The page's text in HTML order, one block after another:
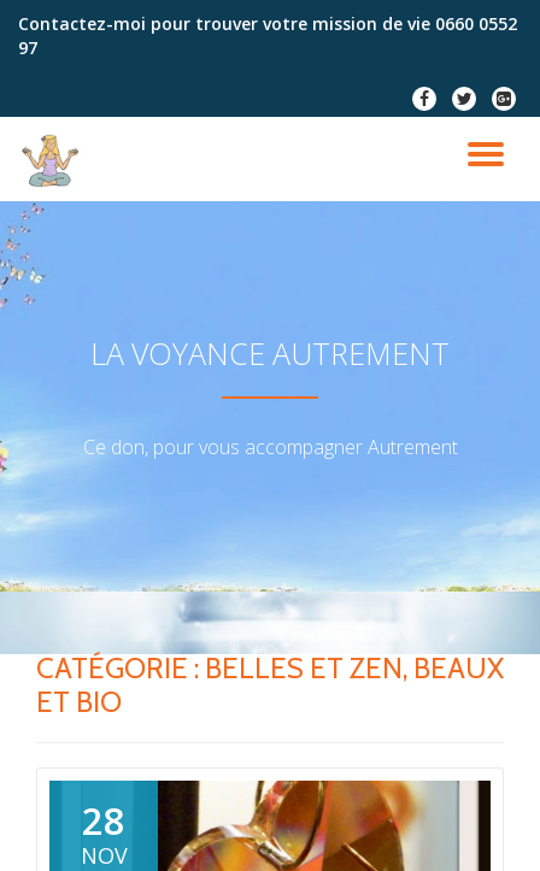
Aller
Contactez-moi pour trouver votre mission de vie 0660 0552
97
fa-
facebook
fa-
twitter
fa-
plus-
LA VOYANCE AUTREMENT
Ce don, pour vous accompagner Autrement
CATÉGORIE : BELLES ET ZEN, BEAUX
ET BIO
28
NOV